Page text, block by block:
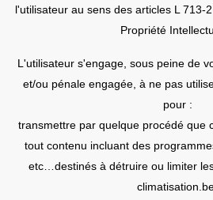
l'utilisateur au sens des articles L 713-
Propriété
L'utilisateur s'engage, sous peine de
et/ou pénale engagée, à ne pas
pour :
transmettre par quelque procédé que
tout contenu incluant des
etc…destinés à détruire ou limiter